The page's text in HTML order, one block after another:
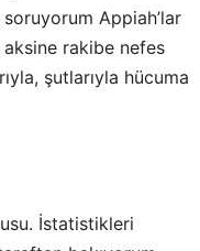
Appiah’lar
aksine rakibe nefes
şutlarıyla hücuma
İstatistikleri